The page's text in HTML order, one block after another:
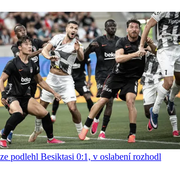
podlehl Besiktasi 0:1, v oslabení rozhodl